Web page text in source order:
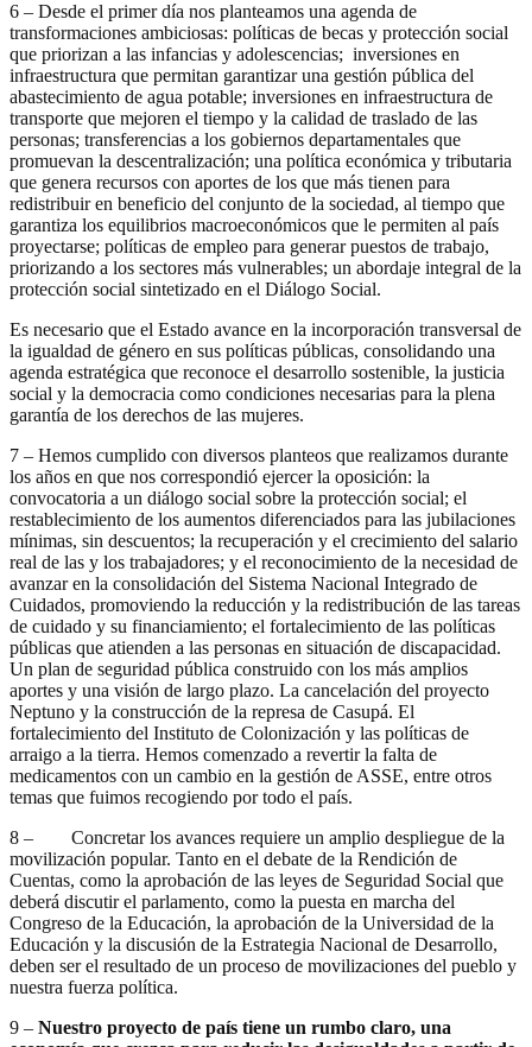
6 – Desde el primer día nos planteamos una agenda de
transformaciones ambiciosas: políticas de becas y protección social
que priorizan a las infancias y adolescencias; inversiones en
infraestructura que permitan garantizar una gestión pública del
abastecimiento de agua potable; inversiones en infraestructura de
transporte que mejoren el tiempo y la calidad de traslado de las
personas; transferencias a los gobiernos departamentales que
promuevan la descentralización; una política económica y tributaria
que genera recursos con aportes de los que más tienen para
redistribuir en beneficio del conjunto de la sociedad, al tiempo que
garantiza los equilibrios macroeconómicos que le permiten al país
proyectarse; políticas de empleo para generar puestos de trabajo,
priorizando a los sectores más vulnerables; un abordaje integral de la
protección social sintetizado en el Diálogo Social.
Es necesario que el Estado avance en la incorporación transversal de
la igualdad de género en sus políticas públicas, consolidando una
agenda estratégica que reconoce el desarrollo sostenible, la justicia
social y la democracia como condiciones necesarias para la plena
garantía de los derechos de las mujeres.
7 – Hemos cumplido con diversos planteos que realizamos durante
los años en que nos correspondió ejercer la oposición: la
convocatoria a un diálogo social sobre la protección social; el
restablecimiento de los aumentos diferenciados para las jubilaciones
mínimas, sin descuentos; la recuperación y el crecimiento del salario
real de las y los trabajadores; y el reconocimiento de la necesidad de
avanzar en la consolidación del Sistema Nacional Integrado de
Cuidados, promoviendo la reducción y la redistribución de las tareas
de cuidado y su financiamiento; el fortalecimiento de las políticas
públicas que atienden a las personas en situación de discapacidad.
Un plan de seguridad pública construido con los más amplios
aportes y una visión de largo plazo. La cancelación del proyecto
Neptuno y la construcción de la represa de Casupá. El
fortalecimiento del Instituto de Colonización y las políticas de
arraigo a la tierra. Hemos comenzado a revertir la falta de
medicamentos con un cambio en la gestión de ASSE, entre otros
temas que fuimos recogiendo por todo el país.
8 – Concretar los avances requiere un amplio despliegue de la
movilización popular. Tanto en el debate de la Rendición de
Cuentas, como la aprobación de las leyes de Seguridad Social que
deberá discutir el parlamento, como la puesta en marcha del
Congreso de la Educación, la aprobación de la Universidad de la
Educación y la discusión de la Estrategia Nacional de Desarrollo,
deben ser el resultado de un proceso de movilizaciones del pueblo y
nuestra fuerza política.
9 – Nuestro proyecto de país tiene un rumbo claro, una